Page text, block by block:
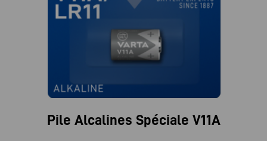
Pile Alcalines Spéciale V11A